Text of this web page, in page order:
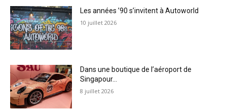
Les années ’90 s’invitent à Autoworld
10 juillet 2026
Dans une boutique de l’aéroport de
Singapour…
8 juillet 2026